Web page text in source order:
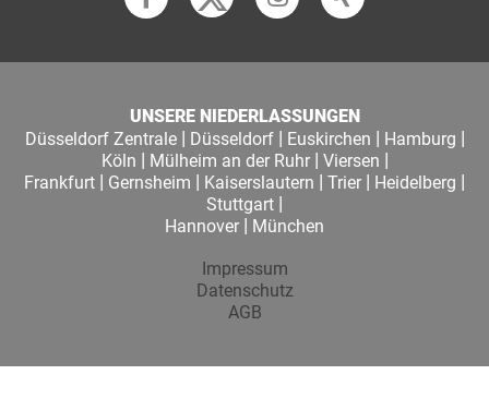
UNSERE NIEDERLASSUNGEN
Düsseldorf Zentrale| Düsseldorf| Euskirchen | Hamburg |
Köln | Mülheim an der Ruhr| Viersen |
Frankfurt | Gernsheim | Kaiserslautern | Trier | Heidelberg |
Stuttgart |
Hannover | München
Impressum
Datenschutz
AGB